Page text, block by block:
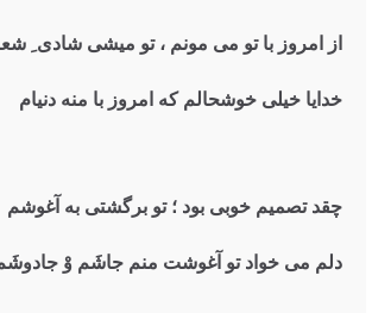
از امروز با تو می مونم ، تو میشی شادی
خدایا خیلی خوشحالم که امروز با منه دنیام
چقد تصمیم خوبی بود ؛ تو برگشتی به آغوشم
دلم می خواد تو آغوشت منم جاشَم وْ